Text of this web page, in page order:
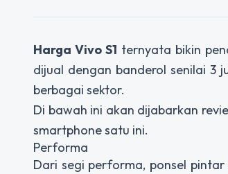
Harga Vivo S1 ternyata bikin
dijual dengan banderol senilai 3
berbagai sektor.
Di bawah ini akan dijabarkan
smartphone satu ini.
Performa
Dari segi performa, ponsel